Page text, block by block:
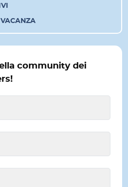
community dei